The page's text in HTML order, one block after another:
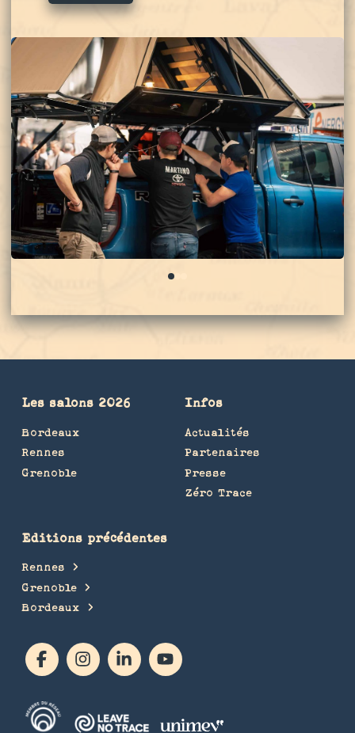
01
Les salons 2026
Bordeaux
Rennes
Grenoble
Infos
Actualités
Partenaires
Presse
Zéro Trace
Editions précédentes
Rennes
Grenoble
Bordeaux